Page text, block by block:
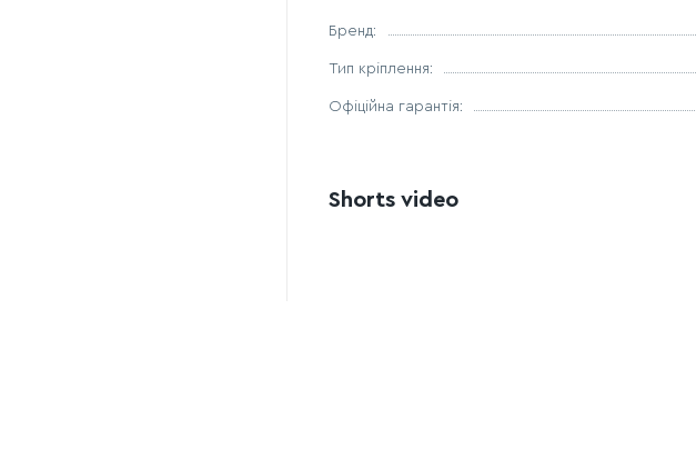
Бренд:
Тип кріплення:
Офіційна гарантія:
Shorts video